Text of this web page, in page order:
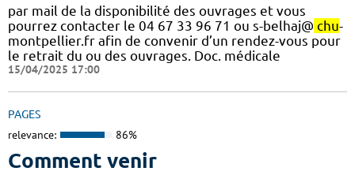
par mail de la disponibilité des ouvrages et vous
pourrez contacter le 04 67 33 96 71 ou s-belhaj@ chu-
montpellier.fr afin de convenir d’un rendez-vous pour
le retrait du ou des ouvrages. Doc. médicale
15/04/2025 17:00
PAGES
relevance: 86%
Comment venir